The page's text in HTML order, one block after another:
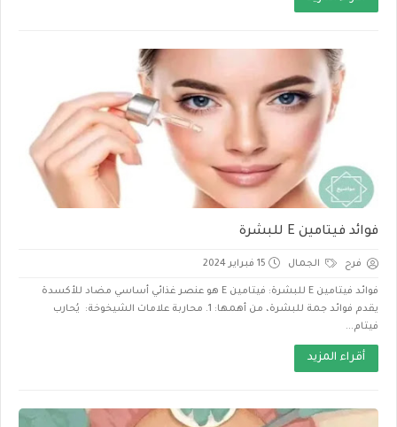
فوائد فيتامين E للبشرة
فرح الجمال 15 فبراير 2024
فوائد فيتامين E للبشرة: فيتامين E هو عنصر غذائي أساسي مضاد للأكسدة
يقدم فوائد جمة للبشرة، من أهمها: 1. محاربة علامات الشيخوخة: يُحارب
فيتام...
أقراء المزيد